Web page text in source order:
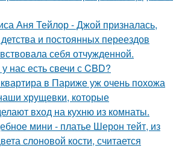
Аня Тейлор - Джой призналась,
и постоянных переездов
себя отчужденной.
нас есть свечи с CBD?
в Париже уж очень похожа
хрущевки, которые
вход на кухню из комнаты.
мини - платье Шерон тейт, из
слоновой кости, считается